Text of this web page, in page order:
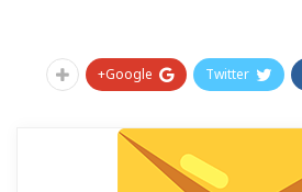
Twitter
Google+